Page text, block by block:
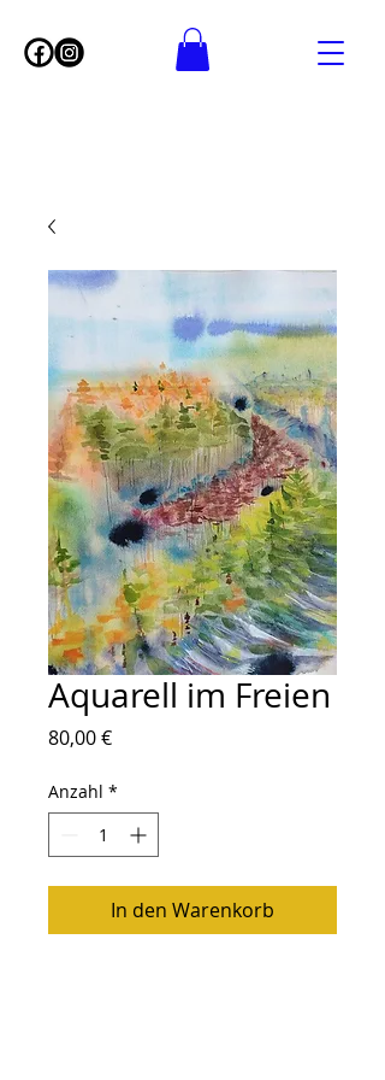
Aquarell im Freien
80,00 €Preis
Anzahl *
In den Warenkorb